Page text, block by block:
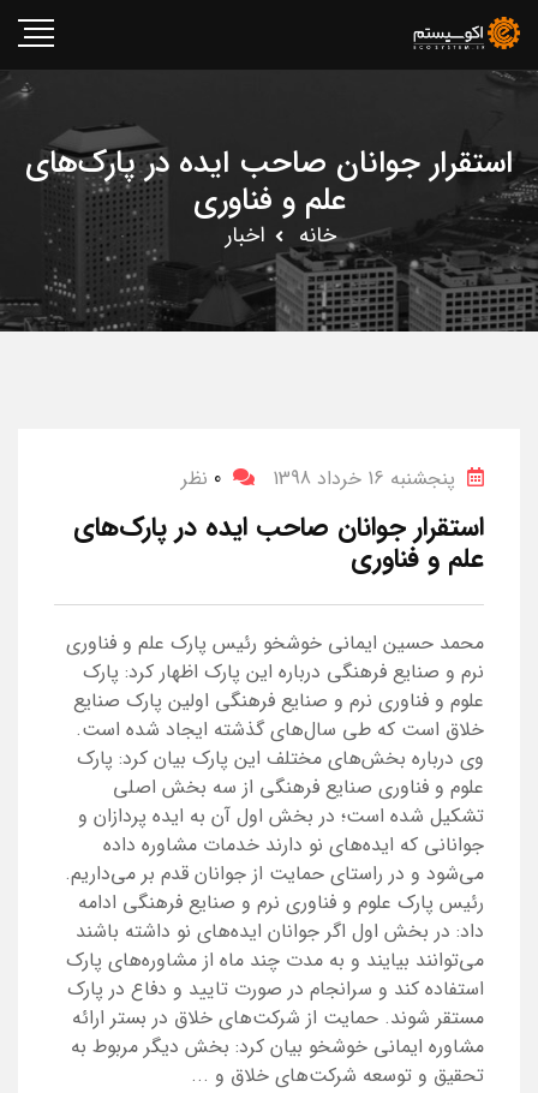
استقرار جوانان صاحب ایده در پارک‌های
علم و فناوری
خانه اخبار
پنجشنبه 16 خرداد 1398 0 نظر
استقرار جوانان صاحب ایده در پارک‌های
علم و فناوری
محمد حسین ایمانی خوشخو رئیس پارک علم و فناوری
نرم و صنایع فرهنگی درباره این پارک اظهار کرد: پارک
علوم و فناوری نرم و صنایع فرهنگی اولین پارک صنایع
خلاق است که طی سال‌های گذشته ایجاد شده است.
وی درباره بخش‌های مختلف این پارک بیان کرد: پارک
علوم و فناوری صنایع فرهنگی از سه بخش اصلی
تشکیل شده است؛ در بخش اول آن به ایده پردازان و
جوانانی که ایده‌های نو دارند خدمات مشاوره داده
می‌شود و در راستای حمایت از جوانان قدم بر می‌داریم‌.
رئیس پارک علوم و فناوری نرم و صنایع فرهنگی ادامه
داد: در بخش اول اگر جوانان ایده‌های نو داشته باشند
می‌توانند بیایند و به مدت چند ماه از مشاوره‌های پارک
استفاده کند و سرانجام در صورت تایید و دفاع در پارک
مستقر شوند. حمایت از شرکت‌های خلاق در بستر ارائه
مشاوره ایمانی خوشخو بیان کرد: بخش دیگر مربوط به
تحقیق و توسعه شرکت‌های خلاق و ...